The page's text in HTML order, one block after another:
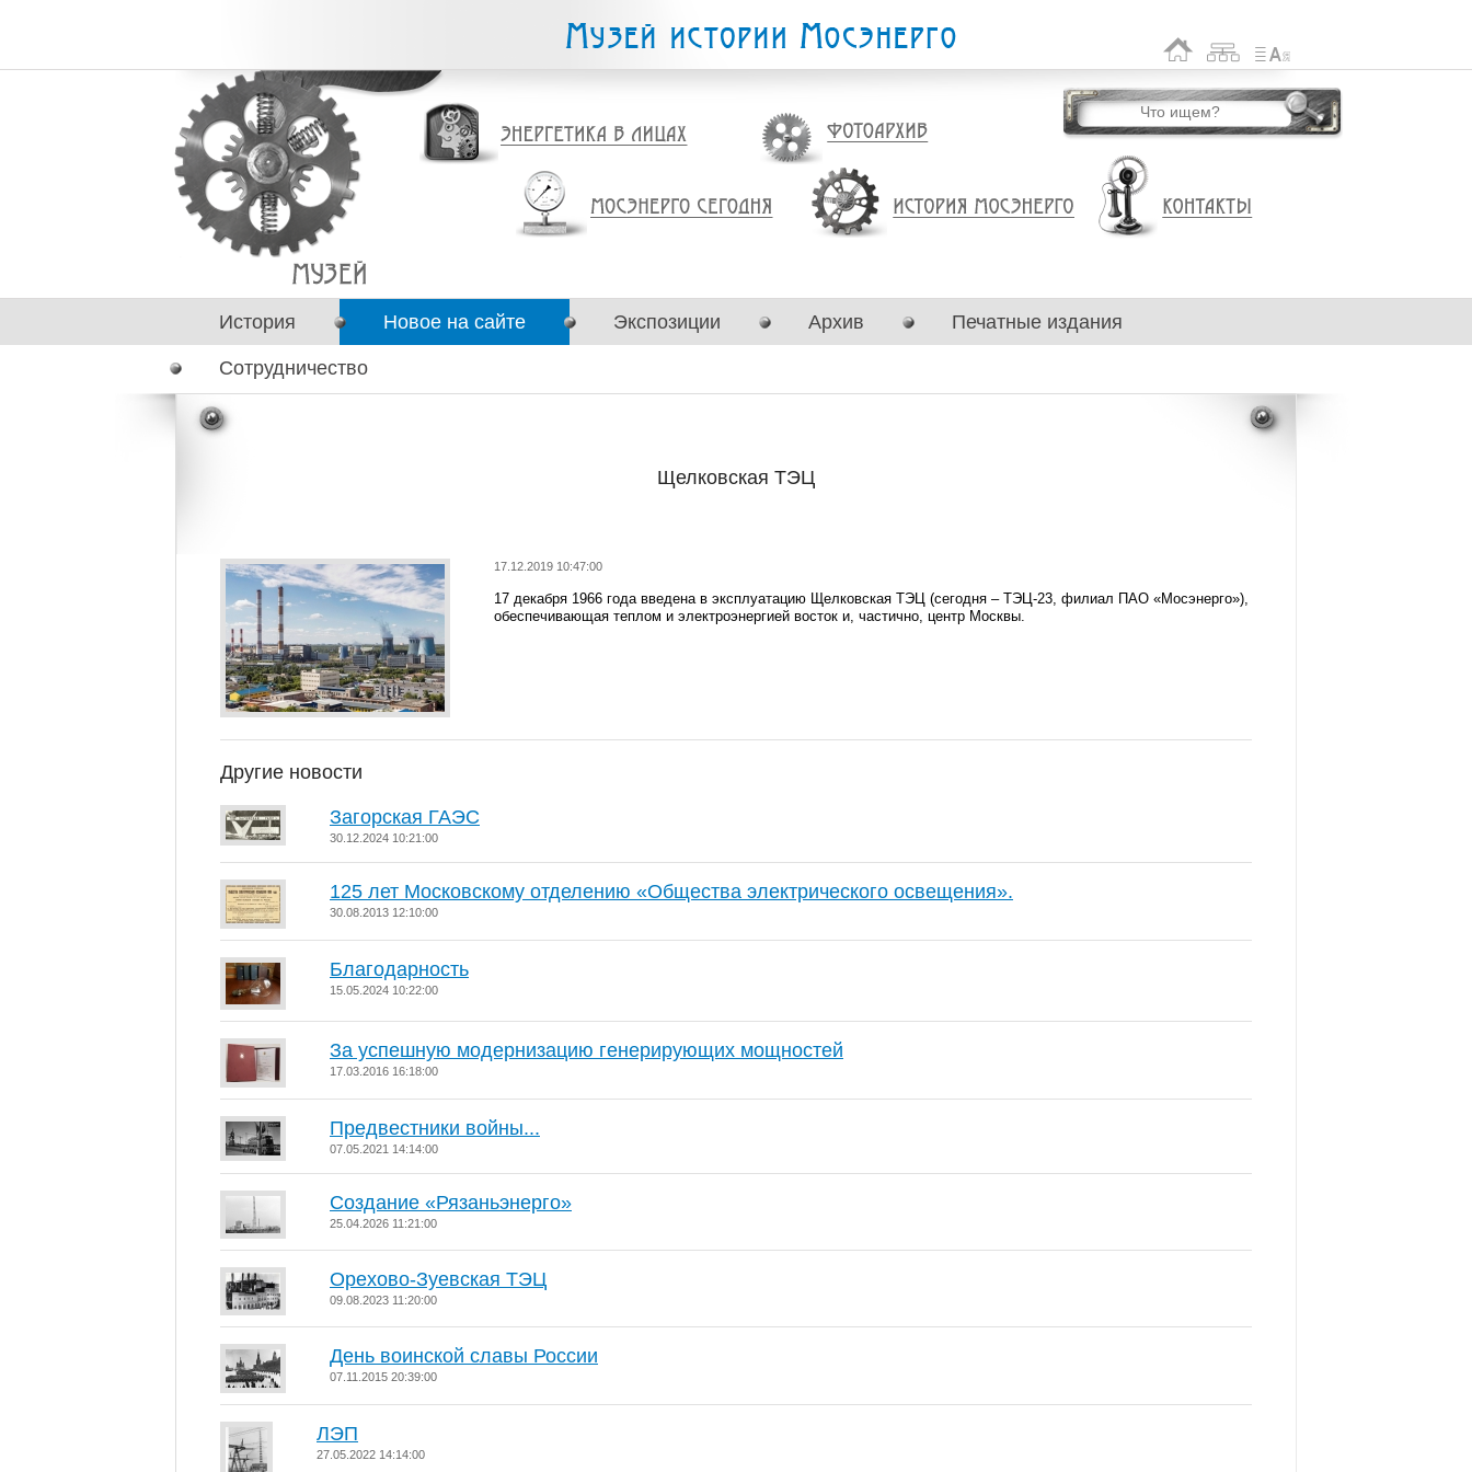
История Новое на сайте Экспозиции Архив Печатные издания
Сотрудничество
Щелковская ТЭЦ
17.12.2019 10:47:00
17 декабря 1966 года введена в эксплуатацию Щелковская ТЭЦ (сегодня – ТЭЦ-23, филиал ПАО «Мосэнерго»),
обеспечивающая теплом и электроэнергией восток и, частично, центр Москвы.
Другие новости
Загорская ГАЭС
30.12.2024 10:21:00
125 лет Московскому отделению «Общества электрического освещения».
30.08.2013 12:10:00
Благодарность
15.05.2024 10:22:00
За успешную модернизацию генерирующих мощностей
17.03.2016 16:18:00
Предвестники войны...
07.05.2021 14:14:00
Создание «Рязаньэнерго»
25.04.2026 11:21:00
Орехово-Зуевская ТЭЦ
09.08.2023 11:20:00
День воинской славы России
07.11.2015 20:39:00
ЛЭП
27.05.2022 14:14:00